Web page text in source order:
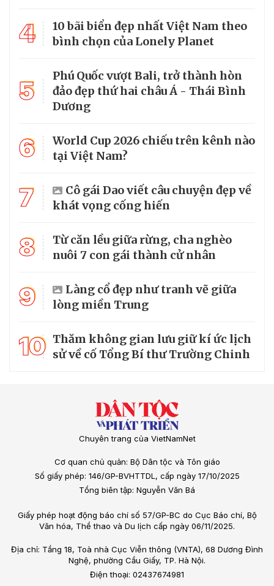
4
10 bãi biển đẹp nhất Việt Nam theo
bình chọn của Lonely Planet
5
Phú Quốc vượt Bali, trở thành hòn
đảo đẹp thứ hai châu Á - Thái Bình
Dương
6
World Cup 2026 chiếu trên kênh nào
tại Việt Nam?
7
Cô gái Dao viết câu chuyện đẹp về
khát vọng cống hiến
8
Từ căn lều giữa rừng, cha nghèo
nuôi 7 con gái thành cử nhân
9
Làng cổ đẹp như tranh vẽ giữa
lòng miền Trung
10 Thăm không gian lưu giữ kí ức lịch
sử về cố Tổng Bí thư Trường Chinh
Chuyên trang của VietNamNet
Cơ quan chủ quản: Bộ Dân tộc và Tôn giáo
Số giấy phép: 146/GP-BVHTTDL, cấp ngày 17/10/2025
Tổng biên tập: Nguyễn Văn Bá
Giấy phép hoạt động báo chí số 57/GP-BC do Cục Báo chí, Bộ
Văn hóa, Thể thao và Du lịch cấp ngày 06/11/2025.
Địa chỉ: Tầng 18, Toà nhà Cục Viễn thông (VNTA), 68 Dương Đình
Nghệ, phường Cầu Giấy, TP. Hà Nội.
Điện thoại: 02437674981